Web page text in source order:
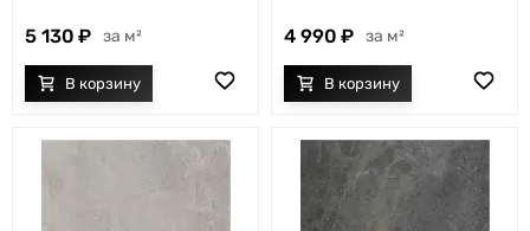
5 130 м² 4 990 м²